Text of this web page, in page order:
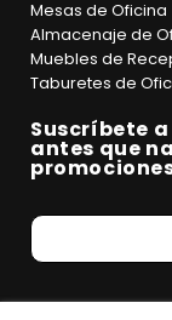
Mesas de Oficina
Almacenaje de
Muebles de
Taburetes de
Suscríbete
antes que